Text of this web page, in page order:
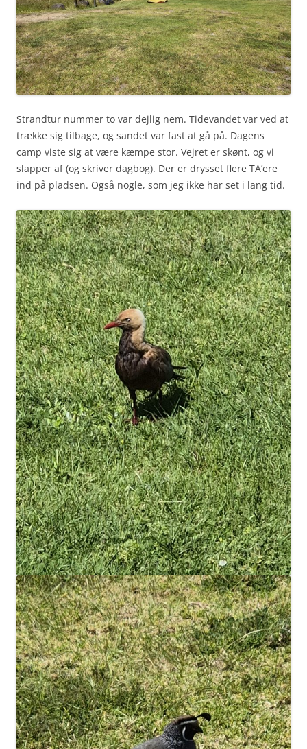
Strandtur nummer to var dejlig nem. Tidevandet var ved at
trække sig tilbage, og sandet var fast at gå på. Dagens
camp viste sig at være kæmpe stor. Vejret er skønt, og vi
slapper af (og skriver dagbog). Der er drysset flere TA’ere
ind på pladsen. Også nogle, som jeg ikke har set i lang tid.